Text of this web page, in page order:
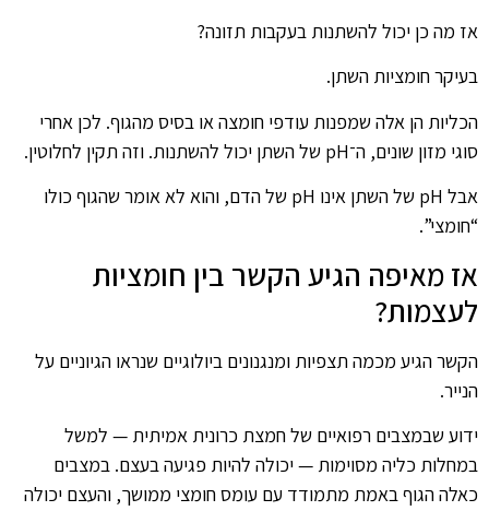
אז מה כן יכול להשתנות בעקבות תזונה?
בעיקר חומציות השתן.
הכליות הן אלה שמפנות עודפי חומצה או בסיס מהגוף. לכן אחרי
סוגי מזון שונים, ה־pH של השתן יכול להשתנות. וזה תקין לחלוטין.
אבל pH של השתן אינו pH של הדם, והוא לא אומר שהגוף כולו
“חומצי”.
אז מאיפה הגיע הקשר בין חומציות
לעצמות?
הקשר הגיע מכמה תצפיות ומנגנונים ביולוגיים שנראו הגיוניים על
הנייר.
ידוע שבמצבים רפואיים של חמצת כרונית אמיתית — למשל
במחלות כליה מסוימות — יכולה להיות פגיעה בעצם. במצבים
כאלה הגוף באמת מתמודד עם עומס חומצי ממושך, והעצם יכולה